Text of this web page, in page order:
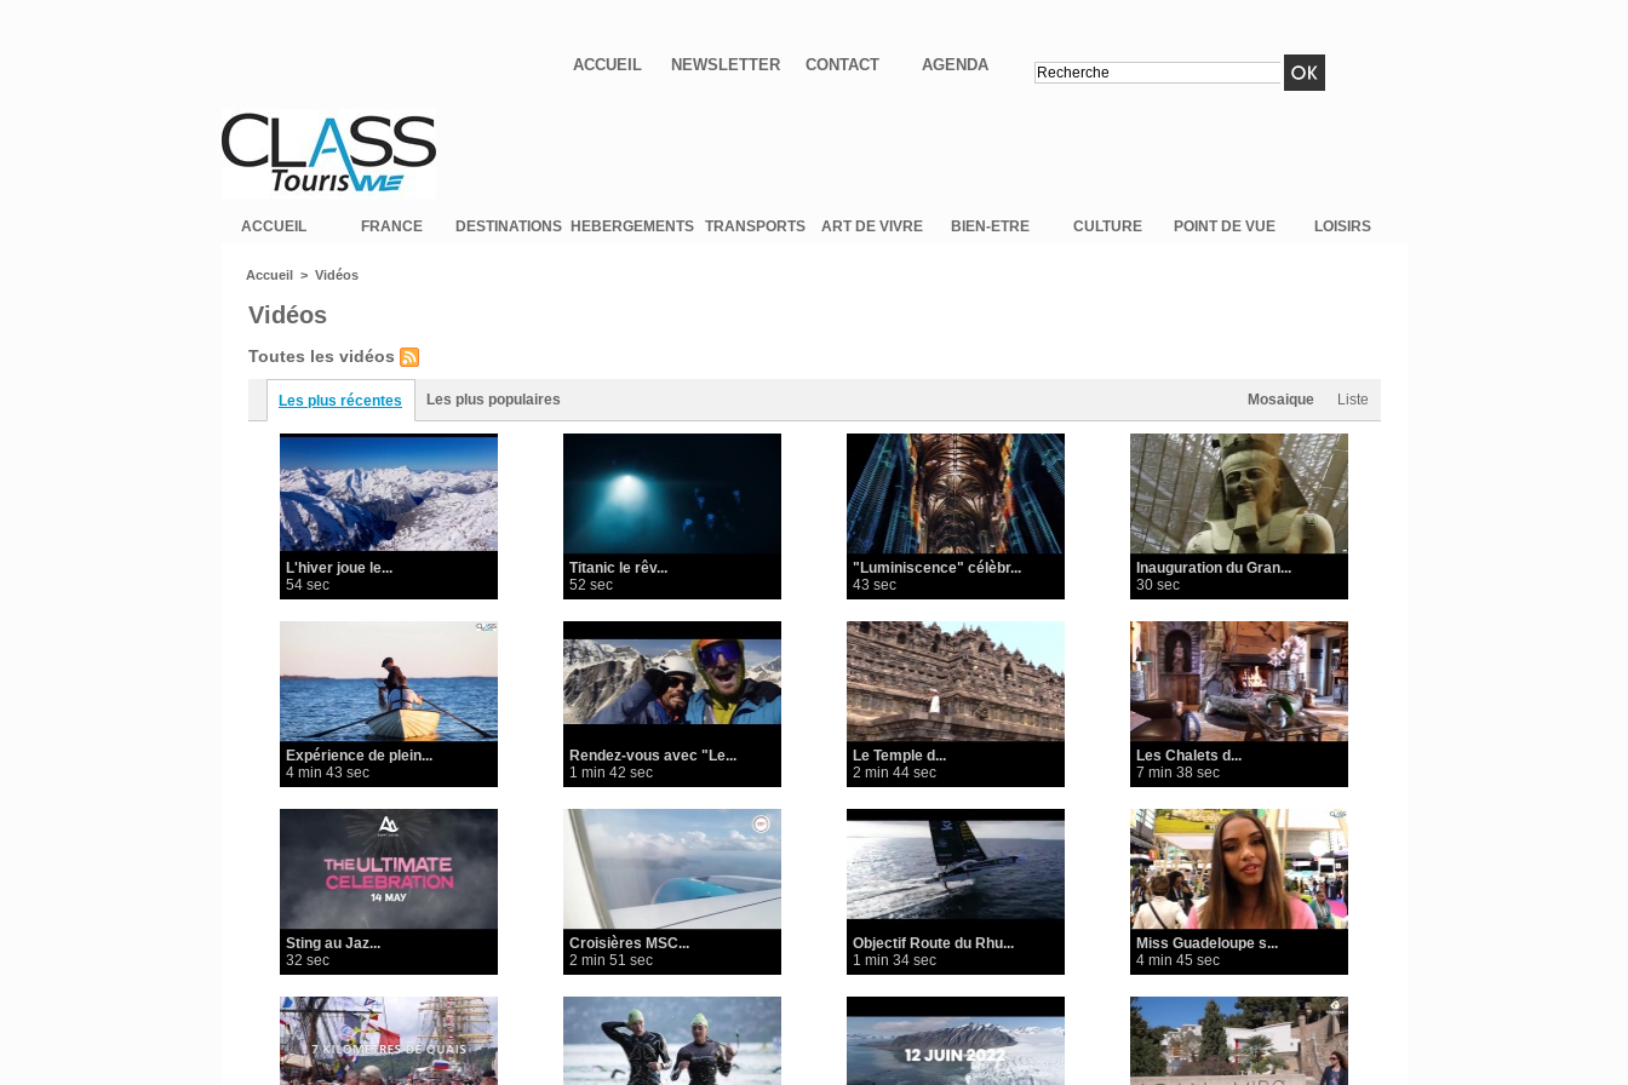
ACCUEIL NEWSLETTER CONTACT AGENDA
ACCUEIL FRANCE DESTINATIONS HEBERGEMENTS TRANSPORTS ART DE VIVRE BIEN-ETRE CULTURE POINT DE VUE LOISIRS
Accueil > Vidéos
Vidéos
Toutes les vidéos
Les plus récentes Les plus populaires Liste
Mosaique
L'hiver joue le...
54 sec
Titanic le rêv...
52 sec
"Luminiscence" célèbr...
43 sec
Inauguration du Gran...
30 sec
Expérience de plein...
4 min 43 sec
Rendez-vous avec "Le...
1 min 42 sec
Le Temple d...
2 min 44 sec
Les Chalets d...
7 min 38 sec
Sting au ​Jaz...
32 sec
Croisières MSC...
2 min 51 sec
Objectif Route du Rhu...
1 min 34 sec
Miss Guadeloupe s...
4 min 45 sec